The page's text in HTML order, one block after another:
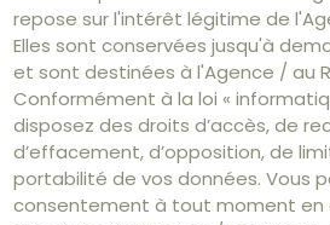
repose sur l'intérêt légitime de
Elles sont conservées jusqu'à
et sont destinées à l'Agence / au
Conformément à la loi «
disposez des droits d’accès, de
d’effacement, d’opposition, de
portabilité de vos données. Vous
consentement à tout moment